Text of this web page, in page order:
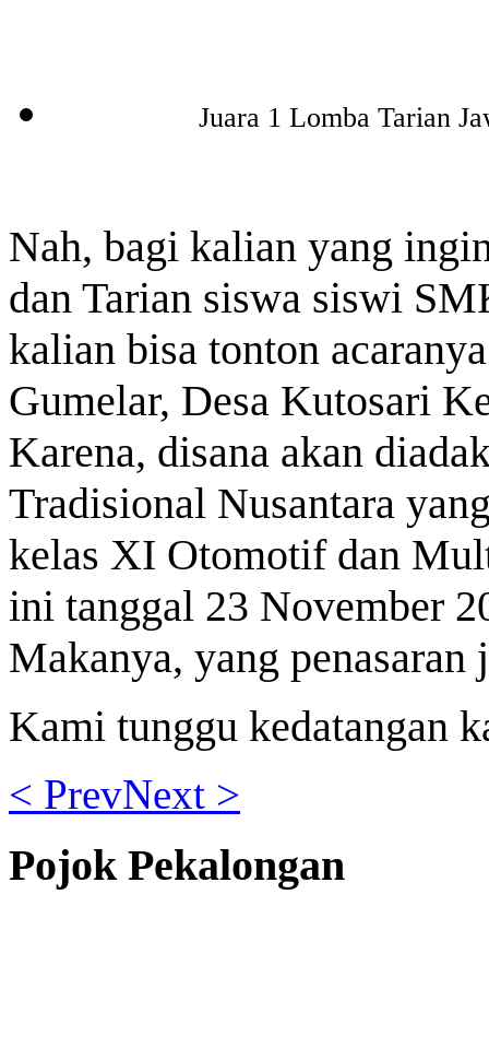
Juara 1 Lomba Tarian
Nah, bagi kalian yang
dan Tarian siswa siswi
kalian bisa tonton
Gumelar, Desa Kutosari
Karena, disana akan
Tradisional Nusantara
kelas XI Otomotif dan
ini tanggal 23 November
Makanya, yang
Kami tunggu kedatangan
< PrevNext >
Pojok Pekalongan